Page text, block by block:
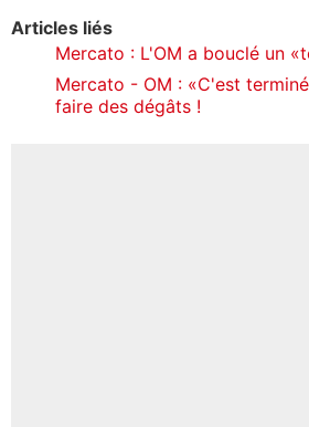
Articles liés
Mercato : L'OM a bouclé un
Mercato - OM : «C'est
faire des dégâts !